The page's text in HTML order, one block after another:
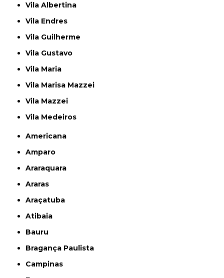
Vila Albertina
Vila Endres
Vila Guilherme
Vila Gustavo
Vila Maria
Vila Marisa Mazzei
Vila Mazzei
Vila Medeiros
Americana
Amparo
Araraquara
Araras
Araçatuba
Atibaia
Bauru
Bragança Paulista
Campinas